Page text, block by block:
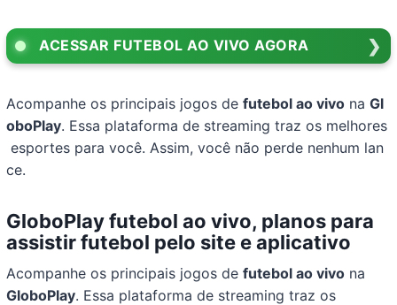
ACESSAR FUTEBOL AO VIVO AGORA
Acompanhe os principais jogos defutebol ao vivo naGl
oboPlay. Essa plataforma de streaming traz os melhores
esportes para você. Assim, você não perde nenhum lan
ce.
GloboPlay futebol ao vivo, planos para
assistir futebol pelo site e aplicativo
Acompanhe os principais jogos defutebol ao vivo na
GloboPlay. Essa plataforma de streaming traz os